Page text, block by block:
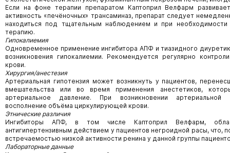
Если на фоне терапии препаратом Каптоприл Велфарм
активность «печёночных» трансаминаз, препарат следует
находиться под тщательным наблюдением и при
терапию.
Гипокалиемия
Одновременное применение ингибитора АПФ и тиазидного
возникновения гипокалиемии. Рекомендуется регулярно
крови.
Хирургия/анестезия
Артериальная гипотензия может возникнуть у пациентов,
вмешательства или во время применения анестетиков,
артериальное давление. При возникновении артериальной
восполнение объёма циркулирующей крови.
Этнические различия
Ингибиторы АПФ, в том числе Каптоприл Велфарм,
антигипертензивным действием у пациентов негроидной расы, что,
встречаемостью низкой активности ренина у данной группы
Лабораторные данные